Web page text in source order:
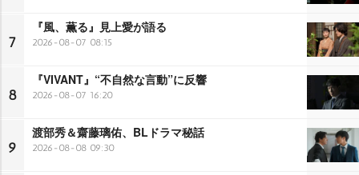
7
『風、薫る』見上愛が語る
2026-08-07 08:15
8
『VIVANT』“不自然な言動”に反響
2026-08-07 16:20
9
渡部秀＆齋藤璃佑、BLドラマ秘話
2026-08-08 09:30